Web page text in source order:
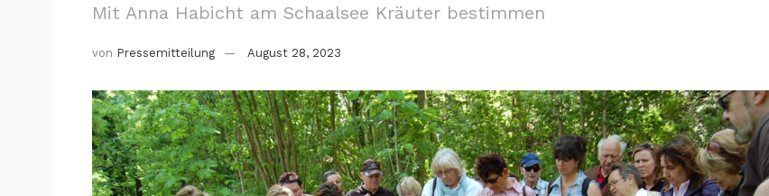
Mit Anna Habicht am Schaalsee Kräuter bestimmen
von Pressemitteilung August 28, 2023